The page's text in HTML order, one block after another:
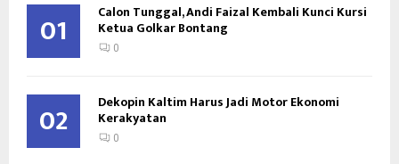
01 Calon Tunggal, Andi Faizal Kembali Kunci Kursi
Ketua Golkar Bontang
0
02 Dekopin Kaltim Harus Jadi Motor Ekonomi
Kerakyatan
0